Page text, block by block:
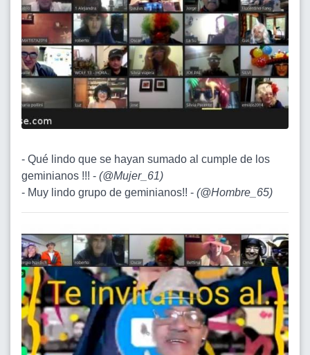
- Qué lindo que se hayan sumado al cumple de los
geminianos !!! - (@Mujer_61)
- Muy lindo grupo de geminianos!! - (@Hombre_65)